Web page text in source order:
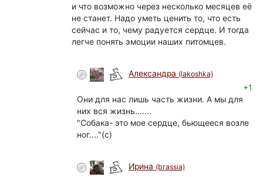
и что возможно через несколько месяцев её
не станет. Надо уметь ценить то, что есть
сейчас и то, чему радуется сердце. И тогда
легче понять эмоции наших питомцев.
Александра (lakoshka)
+1
Они для нас лишь часть жизни. А мы для
них вся жизнь.......
"Собака- это мое сердце, бьющееся возле
ног...."(с)
Ирина (brassia)